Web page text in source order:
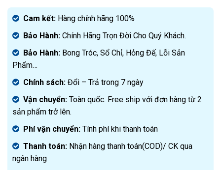
Cam kết: Hàng chính hãng 100%
Bảo Hành: Chính Hãng Trọn Đời Cho Quý Khách.
Bảo Hành: Bong Tróc, Sổ Chỉ, Hỏng Đế, Lỗi Sản
Phẩm…
Chính sách: Đổi – Trả trong 7 ngày
Vận chuyển: Toàn quốc. Free ship với đơn hàng từ 2
sản phẩm trở lên.
Phí vận chuyển: Tính phí khi thanh toán
Thanh toán: Nhận hàng thanh toán(COD)/ CK qua
ngân hàng